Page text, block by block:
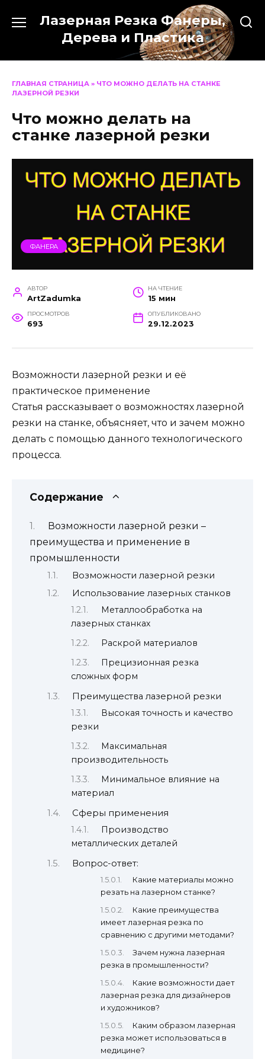
содержанию
Лазерная Резка Фанеры,
Дерева и Пластика
ГЛАВНАЯ СТРАНИЦА » ЧТО МОЖНО ДЕЛАТЬ НА СТАНКЕ
ЛАЗЕРНОЙ РЕЗКИ
Что можно делать на
станке лазерной резки
ФАНЕРА
АВТОР
ArtZadumka
НА ЧТЕНИЕ
15 мин
ПРОСМОТРОВ
693
ОПУБЛИКОВАНО
29.12.2023
Возможности лазерной резки и её
практическое применение
Статья рассказывает о возможностях лазерной
резки на станке, объясняет, что и зачем можно
делать с помощью данного технологического
процесса.
Содержание
Возможности лазерной резки –
преимущества и применение в
промышленности
Возможности лазерной резки
Использование лазерных станков
Металлообработка на
лазерных станках
Раскрой материалов
Прецизионная резка
сложных форм
Преимущества лазерной резки
Высокая точность и качество
резки
Максимальная
производительность
Минимальное влияние на
материал
Сферы применения
Производство
металлических деталей
Вопрос-ответ:
Какие материалы можно
резать на лазерном станке?
Какие преимущества
имеет лазерная резка по
сравнению с другими методами?
Зачем нужна лазерная
резка в промышленности?
Какие возможности дает
лазерная резка для дизайнеров
и художников?
Каким образом лазерная
резка может использоваться в
медицине?